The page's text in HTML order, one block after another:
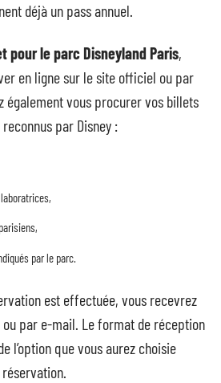
déjà un pass annuel.
pour le parc Disneyland Paris,
en ligne sur le site officiel ou par
également vous procurer vos billets
par Disney :
par le parc.
est effectuée, vous recevrez
par e-mail. Le format de réception
l’option que vous aurez choisie